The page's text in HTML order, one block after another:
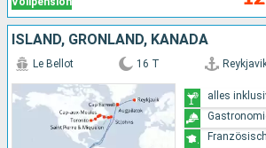
ISLAND, GRÖNLAND, KANADA
Le Bellot 16 T
alles